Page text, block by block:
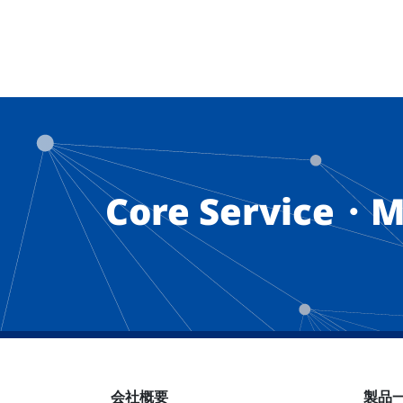
Core Service・
会社概要 製品